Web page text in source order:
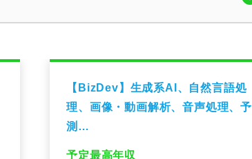
【BizDev】生成系AI、自然言語処
理、画像・動画解析、音声処理、予
測…
予定最高年収